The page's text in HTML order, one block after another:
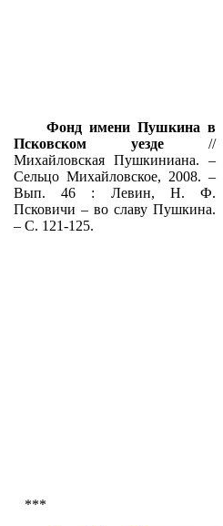
Фонд имени Пушкина в
Псковском уезде //
Михайловская Пушкиниана. –
Сельцо Михайловское, 2008. –
Вып. 46 : Левин, Н. Ф.
Псковичи – во славу Пушкина.
– С. 121-125.
***